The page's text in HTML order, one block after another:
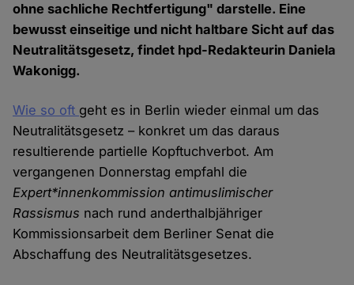
ohne sachliche Rechtfertigung" darstelle. Eine
bewusst einseitige und nicht haltbare Sicht auf das
Neutralitätsgesetz, findet hpd-Redakteurin Daniela
Wakonigg.
Wie so oft geht es in Berlin wieder einmal um das
Neutralitätsgesetz – konkret um das daraus
resultierende partielle Kopftuchverbot. Am
vergangenen Donnerstag empfahl die
Expert*innenkommission antimuslimischer
Rassismus nach rund anderthalbjähriger
Kommissionsarbeit dem Berliner Senat die
Abschaffung des Neutralitätsgesetzes.